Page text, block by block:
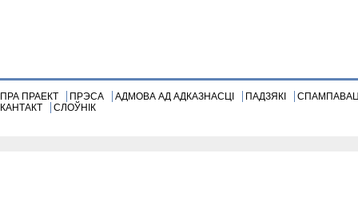
ПРА ПРАЕКТ ПРЭСА АДМОВА АД АДКАЗНАСЦІ ПАДЗЯКІ
КАНТАКТ
СЛОЎНІК